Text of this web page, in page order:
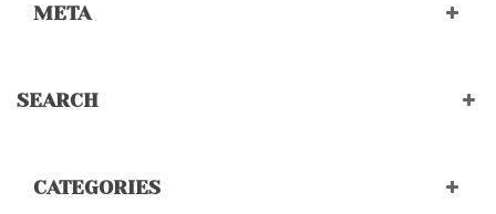
META
SEARCH
CATEGORIES